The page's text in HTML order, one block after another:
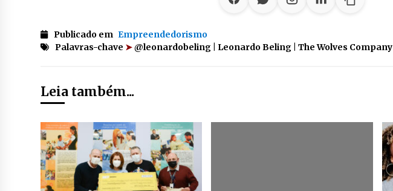
Publicado em Empreendedorismo
Palavras-chave ➤@leonardobeling | Leonardo Beling | The Wolves Company
Leia também...